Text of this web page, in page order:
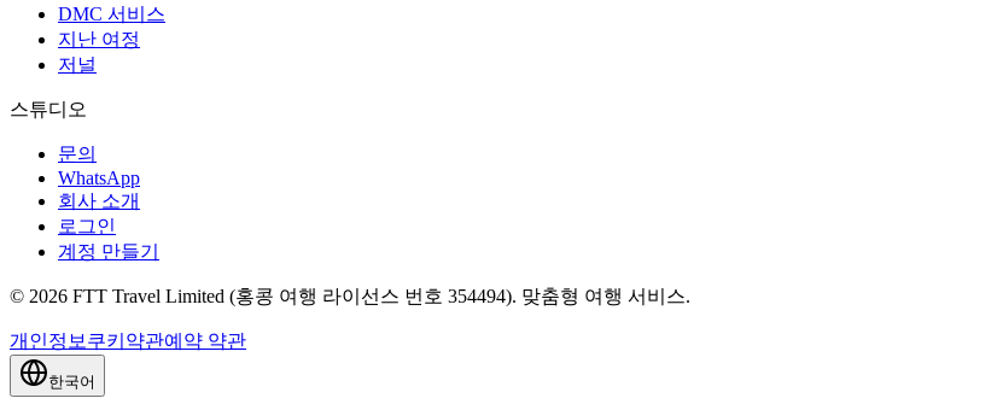
DMC 서비스
지난 여정
저널
스튜디오
문의
WhatsApp
회사 소개
로그인
계정 만들기
© 2026 FTT Travel Limited (홍콩 여행 라이선스 번호 354494). 맞춤형 여행 서비스.
개인정보 쿠키 약관예약 약관
한국어